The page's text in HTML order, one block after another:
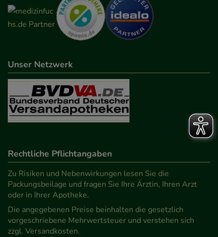
Unser Netzwerk
Rechtliche Pflichtangaben
Zu Risiken und Nebenwirkungen lesen Sie die
Packungsbeilage und fragen Sie Ihre Ärztin, Ihren Arzt
oder in Ihrer Apotheke.
Die angegebenen Preise beinhalten die gesetzlich
vorgeschriebene Mehrwertsteuer und verstehen sich
zzgl. Versandkosten.